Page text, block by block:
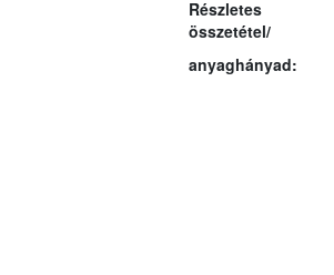
Részletes
összetétel/
anyaghányad: